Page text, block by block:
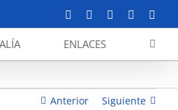
Facebook YouTubeInstagram
ENLACES
Anterior Siguiente